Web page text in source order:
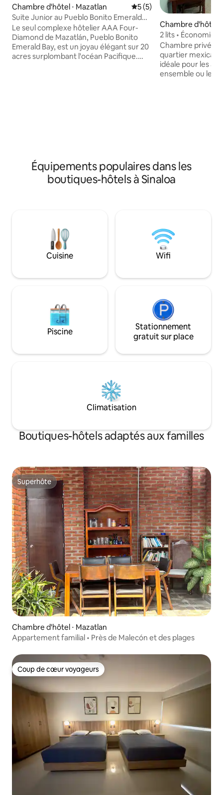
Chambre d'hôtel ⋅ Mazatlan Évaluation moyenne sur
5 (5)
Suite Junior au Pueblo Bonito Emerald
Bay
Le seul complexe hôtelier AAA Four-
Diamond de Mazatlán, Pueblo Bonito
Emerald Bay, est un joyau élégant sur 20
acres surplombant l'océan Pacifique.
salle de bain, d'un salon et d'une
kitchenette.
Chambre d'hôtel
2 lits •
Chambre privée
quartier mexicain
idéale pour les
ensemble ou les
facilite les
acceptés.
Équipements populaires dans les
boutiques-hôtels à Sinaloa
Cuisine Wifi
Piscine
Stationnement
gratuit sur place
Climatisation
Boutiques-hôtels adaptés aux familles
Superhôte
Superhôte
Chambre d'hôtel ⋅ Mazatlan
Appartement familial • Près de Malecón et des plages
Coup de cœur voyageurs
Coup de cœur voyageurs